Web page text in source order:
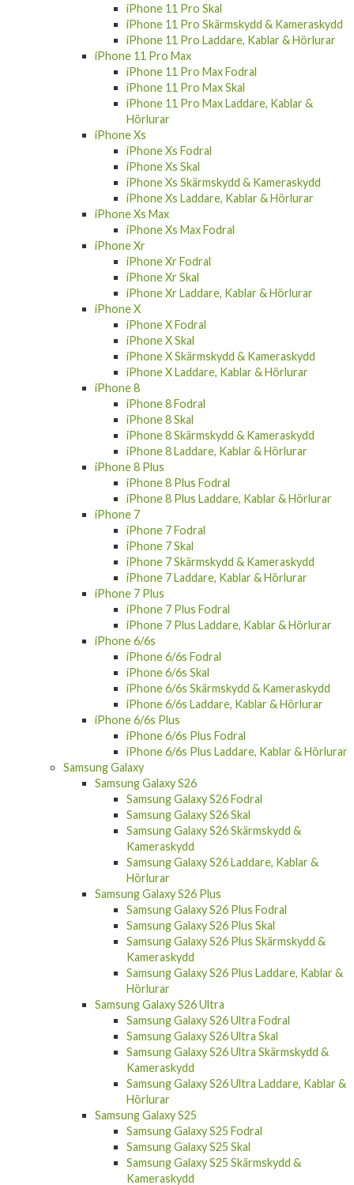
iPhone 11 Pro Skal
iPhone 11 Pro Skärmskydd & Kameraskydd
iPhone 11 Pro Laddare, Kablar & Hörlurar
iPhone 11 Pro Max
iPhone 11 Pro Max Fodral
iPhone 11 Pro Max Skal
iPhone 11 Pro Max Laddare, Kablar &
Hörlurar
iPhone Xs
iPhone Xs Fodral
iPhone Xs Skal
iPhone Xs Skärmskydd & Kameraskydd
iPhone Xs Laddare, Kablar & Hörlurar
iPhone Xs Max
iPhone Xs Max Fodral
iPhone Xr
iPhone Xr Fodral
iPhone Xr Skal
iPhone Xr Laddare, Kablar & Hörlurar
iPhone X
iPhone X Fodral
iPhone X Skal
iPhone X Skärmskydd & Kameraskydd
iPhone X Laddare, Kablar & Hörlurar
iPhone 8
iPhone 8 Fodral
iPhone 8 Skal
iPhone 8 Skärmskydd & Kameraskydd
iPhone 8 Laddare, Kablar & Hörlurar
iPhone 8 Plus
iPhone 8 Plus Fodral
iPhone 8 Plus Laddare, Kablar & Hörlurar
iPhone 7
iPhone 7 Fodral
iPhone 7 Skal
iPhone 7 Skärmskydd & Kameraskydd
iPhone 7 Laddare, Kablar & Hörlurar
iPhone 7 Plus
iPhone 7 Plus Fodral
iPhone 7 Plus Laddare, Kablar & Hörlurar
iPhone 6/6s
iPhone 6/6s Fodral
iPhone 6/6s Skal
iPhone 6/6s Skärmskydd & Kameraskydd
iPhone 6/6s Laddare, Kablar & Hörlurar
iPhone 6/6s Plus
iPhone 6/6s Plus Fodral
iPhone 6/6s Plus Laddare, Kablar & Hörlurar
Samsung Galaxy
Samsung Galaxy S26
Samsung Galaxy S26 Fodral
Samsung Galaxy S26 Skal
Samsung Galaxy S26 Skärmskydd &
Kameraskydd
Samsung Galaxy S26 Laddare, Kablar &
Hörlurar
Samsung Galaxy S26 Plus
Samsung Galaxy S26 Plus Fodral
Samsung Galaxy S26 Plus Skal
Samsung Galaxy S26 Plus Skärmskydd &
Kameraskydd
Samsung Galaxy S26 Plus Laddare, Kablar &
Hörlurar
Samsung Galaxy S26 Ultra
Samsung Galaxy S26 Ultra Fodral
Samsung Galaxy S26 Ultra Skal
Samsung Galaxy S26 Ultra Skärmskydd &
Kameraskydd
Samsung Galaxy S26 Ultra Laddare, Kablar &
Hörlurar
Samsung Galaxy S25
Samsung Galaxy S25 Fodral
Samsung Galaxy S25 Skal
Samsung Galaxy S25 Skärmskydd &
Kameraskydd